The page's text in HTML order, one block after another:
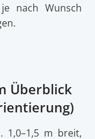
nach Wunsch
Überblick
1,0–1,5 m breit,